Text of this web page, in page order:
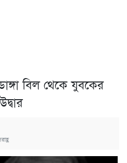
বিল থেকে যুবকের